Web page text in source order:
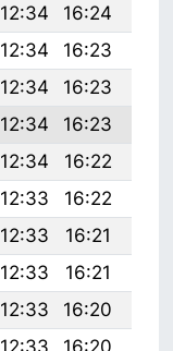
12:34 16:24
12:34 16:23
12:34 16:23
12:34 16:23
12:34 16:22
12:33 16:22
12:33 16:21
12:33 16:21
12:33 16:20
12:33 16:20